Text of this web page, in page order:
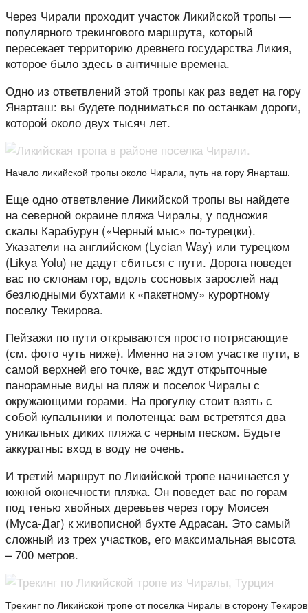
Через Чирали проходит участок Ликийской тропы —
популярного трекингового маршрута, который
пересекает территорию древнего государства Ликия,
которое было здесь в античные времена.
Одно из ответвлений этой тропы как раз ведет на гору
Янарташ: вы будете подниматься по останкам дороги,
которой около двух тысяч лет.
Начало ликийской тропы около Чирали, путь на гору Янарташ.
Еще одно ответвление Ликийской тропы вы найдете
на северной окраине пляжа Чиралы, у подножия
скалы Карабурун («Черный мыс» по-турецки).
Указатели на английском (Lycian Way) или турецком
(Likya Yolu) не дадут сбиться с пути. Дорога поведет
вас по склонам гор, вдоль сосновых зарослей над
безлюдными бухтами к «пакетному» курортному
поселку Текирова.
Пейзажи по пути открываются просто потрясающие
(см. фото чуть ниже). Именно на этом участке пути, в
самой верхней его точке, вас ждут открыточные
панорамные виды на пляж и поселок Чиралы с
окружающими горами. На прогулку стоит взять с
собой купальники и полотенца: вам встретятся два
уникальных диких пляжа с черным песком. Будьте
аккуратны: вход в воду не очень.
И третий маршрут по Ликийской тропе начинается у
южной оконечности пляжа. Он поведет вас по горам
под тенью хвойных деревьев через гору Моисея
(Муса-Даг) к живописной бухте Адрасан. Это самый
сложный из трех участков, его максимальная высота
– 700 метров.
Трекинг по Ликийской тропе от поселка Чиралы в сторону